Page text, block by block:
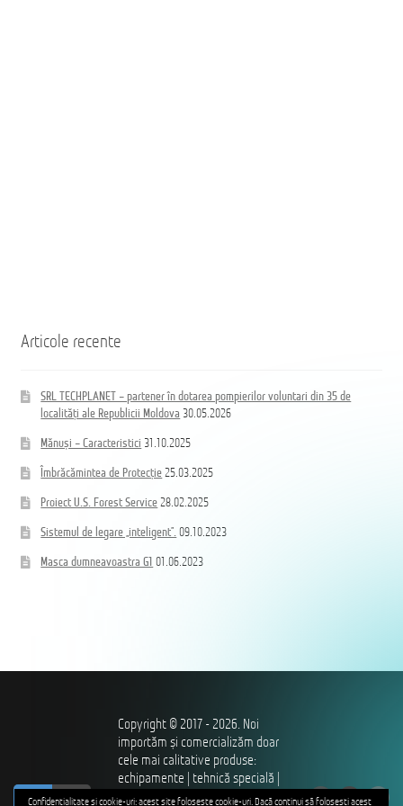
Articole recente
SRL TECHPLANET – partener în dotarea pompierilor voluntari din 35 de
localități ale Republicii Moldova 30.05.2026
Mănuși – Caracteristici 31.10.2025
Îmbrăcămintea de Protecție 25.03.2025
Proiect U.S. Forest Service 28.02.2025
Sistemul de legare „inteligent”. 09.10.2023
Masca dumneavoastra G1 01.06.2023
Confidențialitate și cookie-uri: acest site folosește cookie-uri. Dacă continui să folosești acest
ro ru
Copyright © 2017 - 2026. Noi
importăm și comercializăm doar
cele mai calitative produse:
echipamente | tehnică specială |
îmbrăcăminte și încălțăminte |